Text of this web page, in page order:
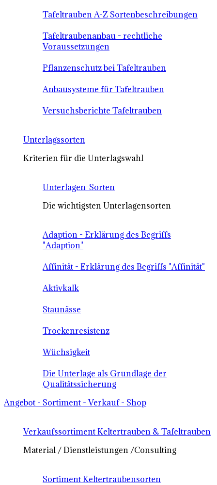
Tafeltrauben A-Z Sortenbeschreibungen
Tafeltraubenanbau - rechtliche
Voraussetzungen
Pflanzenschutz bei Tafeltrauben
Anbausysteme für Tafeltrauben
Versuchsberichte Tafeltrauben
Unterlagssorten
Kriterien für die Unterlagswahl
Unterlagen-Sorten
Die wichtigsten Unterlagensorten
Adaption - Erklärung des Begriffs
"Adaption"
Affinität - Erklärung des Begriffs "Affinität"
Aktivkalk
Staunässe
Trockenresistenz
Wüchsigkeit
Die Unterlage als Grundlage der
Qualitätssicherung
Angebot - Sortiment - Verkauf - Shop
Verkaufssortiment Keltertrauben & Tafeltrauben
Material / Dienstleistungen /Consulting
Sortiment Keltertraubensorten